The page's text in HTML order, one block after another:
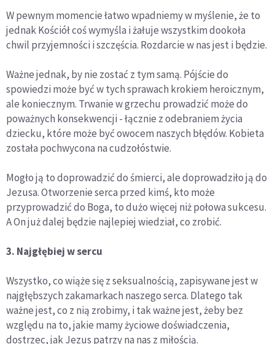
W pewnym momencie łatwo wpadniemy w myślenie, że to
jednak Kościół coś wymyśla i żałuje wszystkim dookoła
chwil przyjemności i szczęścia. Rozdarcie w nas jest i będzie.
Ważne jednak, by nie zostać z tym samą. Pójście do
spowiedzi może być w tych sprawach krokiem heroicznym,
ale koniecznym. Trwanie w grzechu prowadzić może do
poważnych konsekwencji - łącznie z odebraniem życia
dziecku, które może być owocem naszych błędów. Kobieta
została pochwycona na cudzołóstwie.
Mogło ją to doprowadzić do śmierci, ale doprowadziło ją do
Jezusa. Otworzenie serca przed kimś, kto może
przyprowadzić do Boga, to dużo więcej niż połowa sukcesu.
A On już dalej będzie najlepiej wiedział, co zrobić.
3. Najgłębiej w sercu
Wszystko, co wiąże się z seksualnością, zapisywane jest w
najgłębszych zakamarkach naszego serca. Dlatego tak
ważne jest, co z nią zrobimy, i tak ważne jest, żeby bez
względu na to, jakie mamy życiowe doświadczenia,
dostrzec, jak Jezus patrzy na nas z miłością.